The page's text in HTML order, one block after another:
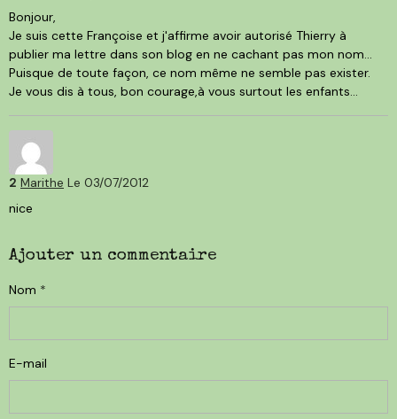
Bonjour,
Je suis cette Françoise et j'affirme avoir autorisé Thierry à
publier ma lettre dans son blog en ne cachant pas mon nom...
Puisque de toute façon, ce nom même ne semble pas exister.
Je vous dis à tous, bon courage,à vous surtout les enfants...
2 Marithe Le 03/07/2012
nice
Ajouter un commentaire
Nom
E-mail